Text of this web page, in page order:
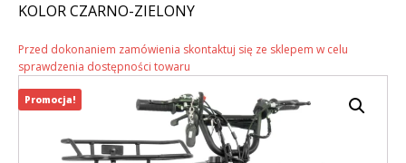
KOLOR CZARNO-ZIELONY
Przed dokonaniem zamówienia skontaktuj się ze sklepem w celu
sprawdzenia dostępności towaru
Promocja!